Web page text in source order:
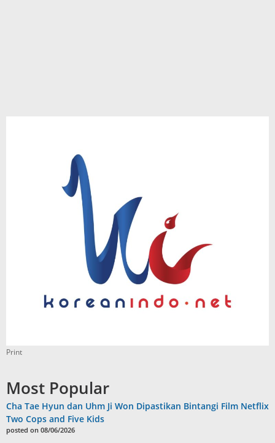
Print
Most Popular
Cha Tae Hyun dan Uhm Ji Won Dipastikan Bintangi Film Netflix
Two Cops and Five Kids
posted on 08/06/2026